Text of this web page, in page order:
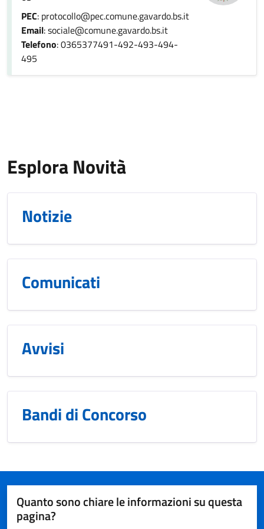
PEC: protocollo@pec.comune.gavardo.bs.it
Email: sociale@comune.gavardo.bs.it
Telefono: 0365377491-492-493-494-
495
Esplora Novità
Notizie
Comunicati
Avvisi
Bandi di Concorso
Quanto sono chiare le informazioni su questa
pagina?